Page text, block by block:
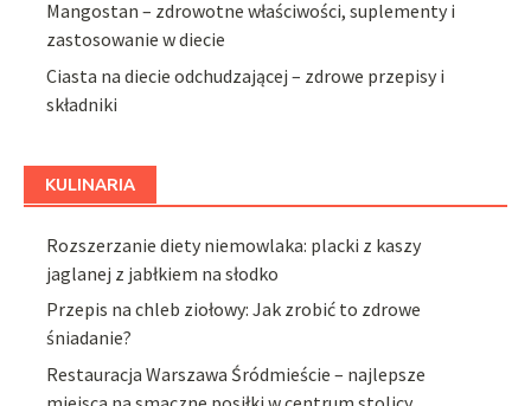
Mangostan – zdrowotne właściwości, suplementy i
zastosowanie w diecie
Ciasta na diecie odchudzającej – zdrowe przepisy i
składniki
KULINARIA
Rozszerzanie diety niemowlaka: placki z kaszy
jaglanej z jabłkiem na słodko
Przepis na chleb ziołowy: Jak zrobić to zdrowe
śniadanie?
Restauracja Warszawa Śródmieście – najlepsze